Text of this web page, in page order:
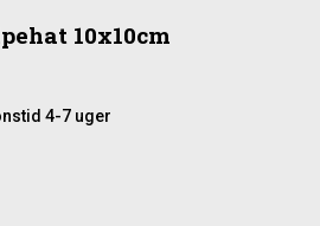
10x10cm
4-7 uger